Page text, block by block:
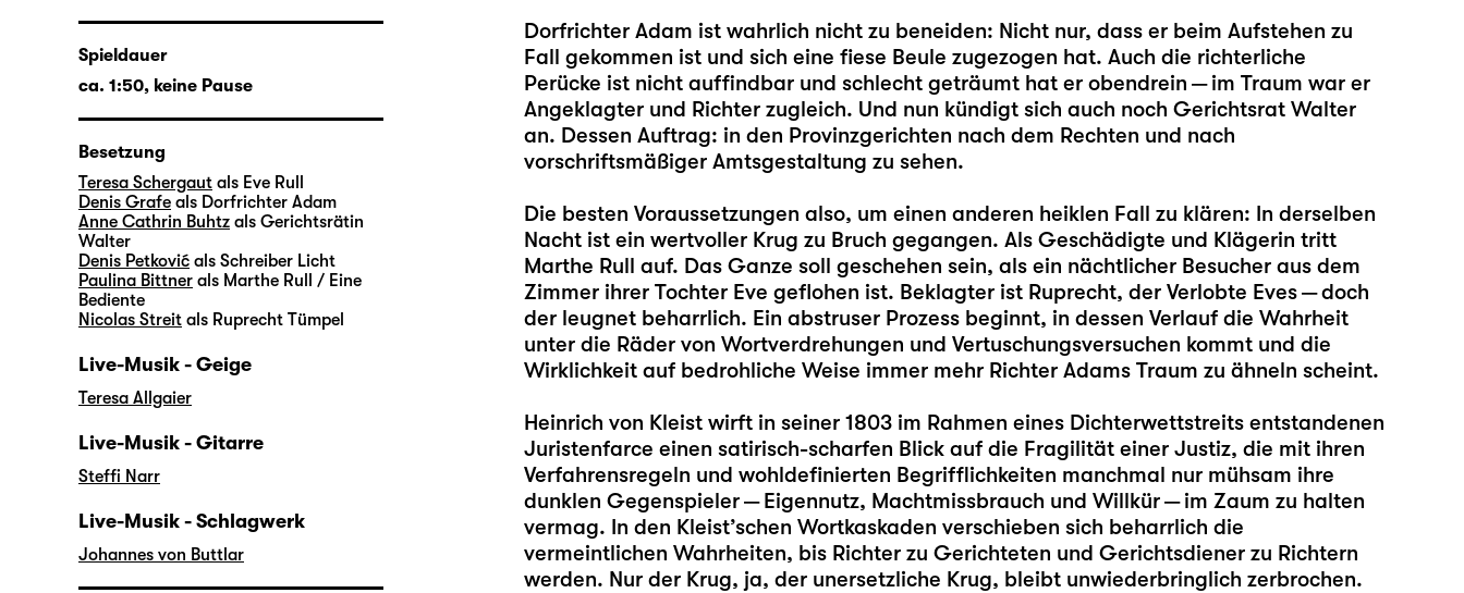
Dorfrichter Adam ist wahrlich nicht zu beneiden: Nicht nur, dass er beim Aufstehen zu
Fall gekommen ist und sich eine fiese Beule zugezogen hat. Auch die richterliche
Perücke ist nicht auffindbar und schlecht geträumt hat er obendrein — im Traum war er
Angeklagter und Richter zugleich. Und nun kündigt sich auch noch Gerichtsrat Walter
an. Dessen Auftrag: in den Provinzgerichten nach dem Rechten und nach
vorschriftsmäßiger Amtsgestaltung zu sehen.
Die besten Voraussetzungen also, um einen anderen heiklen Fall zu klären: In derselben
Nacht ist ein wertvoller Krug zu Bruch gegangen. Als Geschädigte und Klägerin tritt
Marthe Rull auf. Das Ganze soll geschehen sein, als ein nächtlicher Besucher aus dem
Zimmer ihrer Tochter Eve geflohen ist. Beklagter ist Ruprecht, der Verlobte Eves — doch
der leugnet beharrlich. Ein abstruser Prozess beginnt, in dessen Verlauf die Wahrheit
unter die Räder von Wortverdrehungen und Vertuschungsversuchen kommt und die
Wirklichkeit auf bedrohliche Weise immer mehr Richter Adams Traum zu ähneln scheint.
Heinrich von Kleist wirft in seiner 1803 im Rahmen eines Dichterwettstreits entstandenen
Juristenfarce einen satirisch-scharfen Blick auf die Fragilität einer Justiz, die mit ihren
Verfahrensregeln und wohldefinierten Begrifflichkeiten manchmal nur mühsam ihre
dunklen Gegenspieler — Eigennutz, Machtmissbrauch und Willkür — im Zaum zu halten
vermag. In den Kleist’schen Wortkaskaden verschieben sich beharrlich die
vermeintlichen Wahrheiten, bis Richter zu Gerichteten und Gerichtsdiener zu Richtern
werden. Nur der Krug, ja, der unersetzliche Krug, bleibt unwiederbringlich zerbrochen.
Spieldauer
ca. 1:50, keine Pause
Besetzung
Teresa Schergaut als Eve Rull
Denis Grafe als Dorfrichter Adam
Anne Cathrin Buhtz als Gerichtsrätin
Walter
Denis Petković als Schreiber Licht
Paulina Bittner als Marthe Rull / Eine
Bediente
Nicolas Streit als Ruprecht Tümpel
Live-Musik - Geige
Teresa Allgaier
Live-Musik - Gitarre
Steffi Narr
Live-Musik - Schlagwerk
Johannes von Buttlar